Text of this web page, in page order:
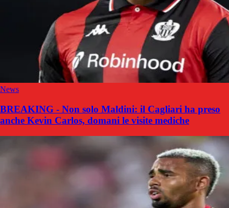
News
BREAKING - Non solo Maldini: il Cagliari ha preso
anche Kevin Carlos, domani le visite mediche